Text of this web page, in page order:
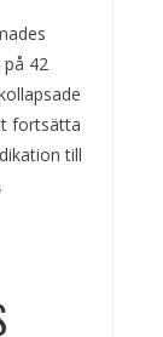
42
fortsätta
till